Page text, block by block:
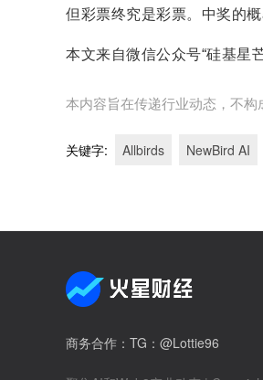
但彩票终究是彩票。中奖的
本文来自微信公众号“硅基星
本内容旨在传递行业动态，不构
关键字: Allbirds NewBird AI
商务合作 ：TG：@Lottie96